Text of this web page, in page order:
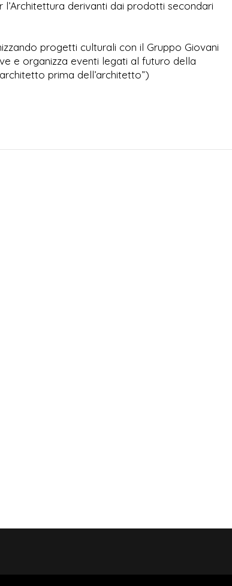
derivanti dai prodotti secondari
progetti culturali con il Gruppo Giovani
e organizza eventi legati al futuro della
prima dell’architetto”)